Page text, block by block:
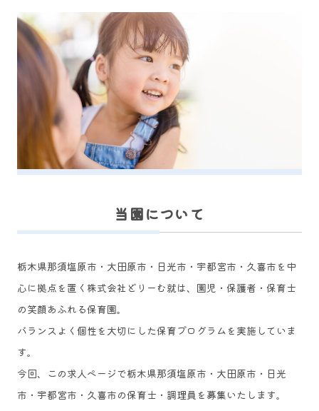
当 園について
栃木県那須塩原市・大田原市・日光市・宇都宮市・久喜市を中
心に拠点を置く株式会社どりーむ就は、園児・保護者・保育士
の笑顔あふれる保育園。
バランスよく個性を大切にした保育プログラムを実施していま
す。
今回、この求人ページで栃木県那須塩原市・大田原市・日光
市・宇都宮市・久喜市の保育士・調理員を募集いたします。